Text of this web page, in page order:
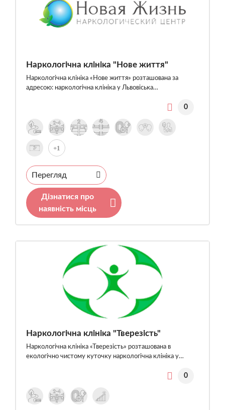
Наркологічна клініка "Нове життя"
Наркологічна клініка «Нове життя» розташована за
адресою: наркологічна клініка у Львовіська…
0
+1
Перегляд
Дізнатися про
наявність місць
Наркологічна клініка "Тверезість"
Наркологічна клініка «Тверезість» розташована в
екологічно чистому куточку наркологічна клініка у…
0